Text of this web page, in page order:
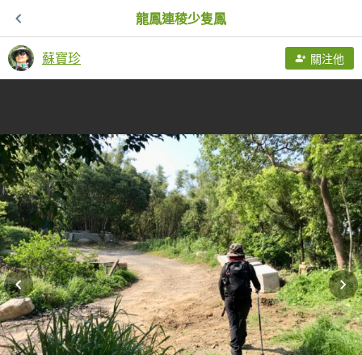
龍鳳連稜少隻鳳
蘇寶珍 關注他